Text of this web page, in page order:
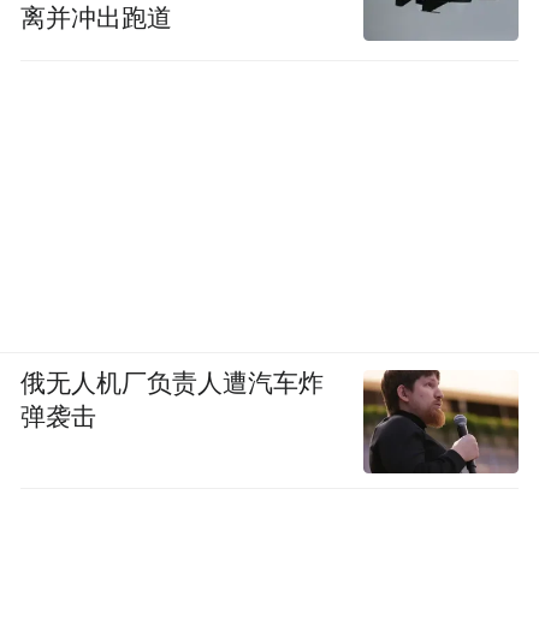
离并冲出跑道
俄无人机厂负责人遭汽车炸
弹袭击